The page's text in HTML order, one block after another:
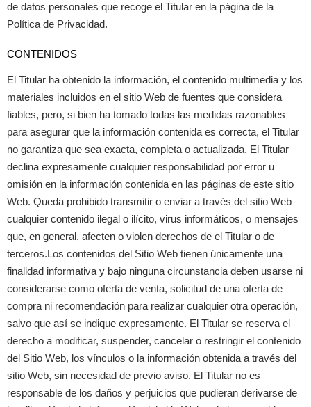
de datos personales que recoge el Titular en la página de la
Política de Privacidad.
CONTENIDOS
El Titular ha obtenido la información, el contenido multimedia y los
materiales incluidos en el sitio Web de fuentes que considera
fiables, pero, si bien ha tomado todas las medidas razonables
para asegurar que la información contenida es correcta, el Titular
no garantiza que sea exacta, completa o actualizada. El Titular
declina expresamente cualquier responsabilidad por error u
omisión en la información contenida en las páginas de este sitio
Web. Queda prohibido transmitir o enviar a través del sitio Web
cualquier contenido ilegal o ilícito, virus informáticos, o mensajes
que, en general, afecten o violen derechos de el Titular o de
terceros.Los contenidos del Sitio Web tienen únicamente una
finalidad informativa y bajo ninguna circunstancia deben usarse ni
considerarse como oferta de venta, solicitud de una oferta de
compra ni recomendación para realizar cualquier otra operación,
salvo que así se indique expresamente. El Titular se reserva el
derecho a modificar, suspender, cancelar o restringir el contenido
del Sitio Web, los vínculos o la información obtenida a través del
sitio Web, sin necesidad de previo aviso. El Titular no es
responsable de los daños y perjuicios que pudieran derivarse de